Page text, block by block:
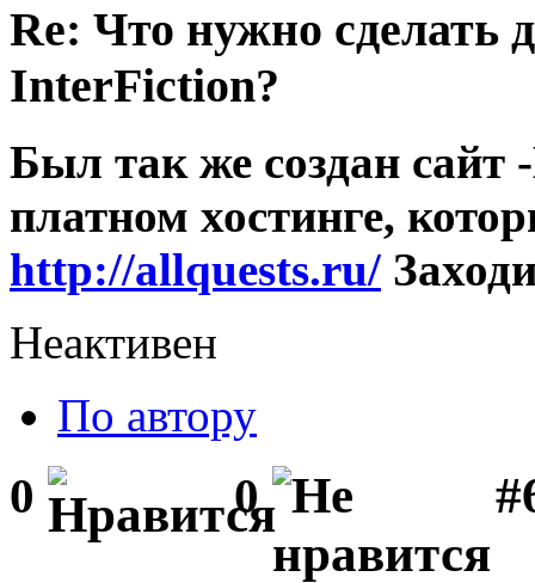
Re: Что нужно сделать
InterFiction?
Был так же создан сайт
платном хостинге,
http://allquests.ru/
Неактивен
По автору
0 0